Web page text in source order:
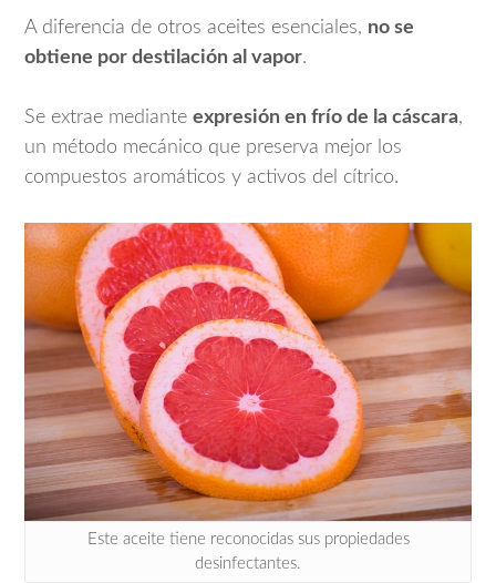
A diferencia de otros aceites esenciales, no se
obtiene por destilación al vapor.
Se extrae mediante expresión en frío de la cáscara,
un método mecánico que preserva mejor los
compuestos aromáticos y activos del cítrico.
Este aceite tiene reconocidas sus propiedades
desinfectantes.